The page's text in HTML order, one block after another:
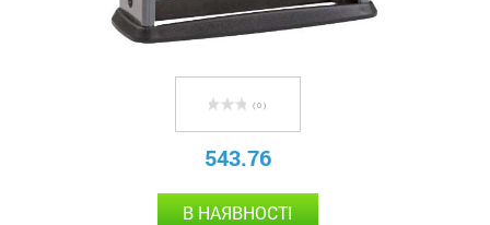
( 0 )
543.76
В НАЯВНОСТІ